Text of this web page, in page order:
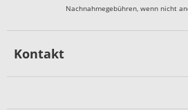
Nachnahmegebühren, wenn nicht
Kontakt